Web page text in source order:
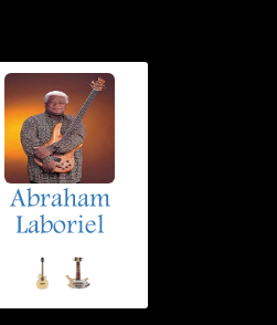
Abraham
Laboriel